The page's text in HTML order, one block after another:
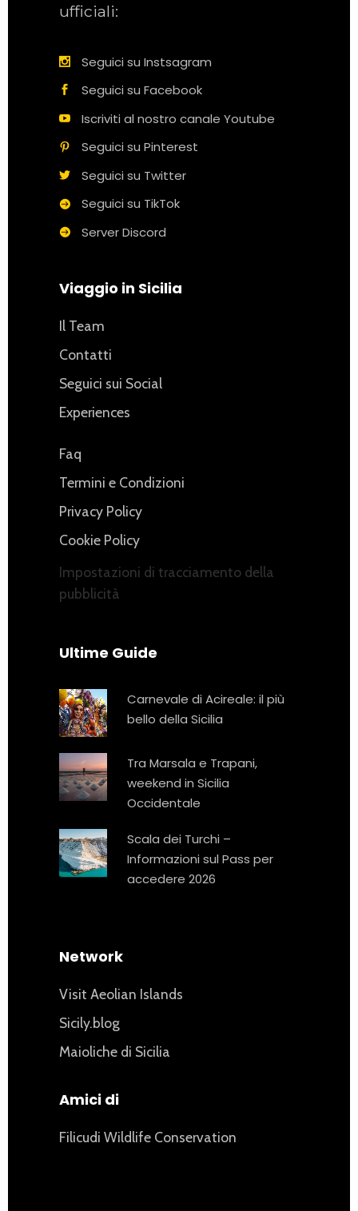
ufficiali:
Seguici su Instsagram
Seguici su Facebook
Iscriviti al nostro canale Youtube
Seguici su Pinterest
Seguici su Twitter
Seguici su TikTok
Server Discord
Viaggio in Sicilia
Il Team
Contatti
Seguici sui Social
Experiences
Faq
Termini e Condizioni
Privacy Policy
Cookie Policy
Impostazioni di tracciamento della
pubblicità
Ultime Guide
Carnevale di Acireale: il più
bello della Sicilia
Tra Marsala e Trapani,
weekend in Sicilia
Occidentale
Scala dei Turchi –
Informazioni sul Pass per
accedere 2026
Network
Visit Aeolian Islands
Sicily.blog
Maioliche di Sicilia
Amici di
Filicudi Wildlife Conservation